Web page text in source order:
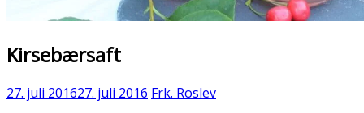
Kirsebærsaft
27. juli 201627. juli 2016 Frk. Roslev